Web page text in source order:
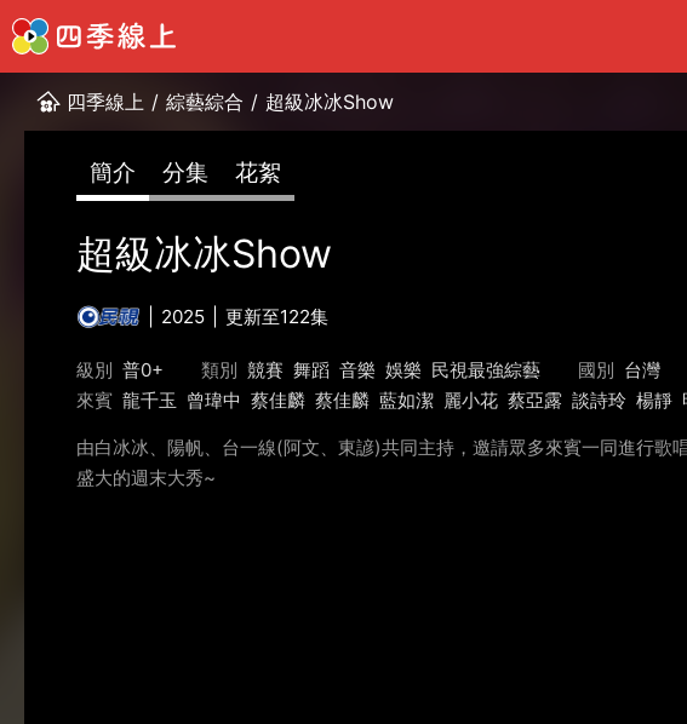
四季線上 / 綜藝綜合 / 超級冰冰Show
簡介 分集 花絮
超級冰冰Show
2025 更新至122集
級別 普0+ 類別 競賽 舞蹈 音樂 娛樂 民視最強綜藝 國別 台灣
來賓 龍千玉 曾瑋中 蔡佳麟 蔡佳麟 藍如潔 麗小花 蔡亞露 談詩玲 楊靜
由白冰冰、陽帆、台一線(阿文、東諺)共同主持，邀請眾多來賓一同進行
盛大的週末大秀~